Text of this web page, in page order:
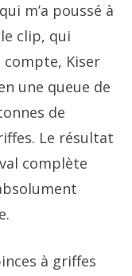
m’a poussé à
clip, qui
Kiser
une queue de
de
Le résultat
complète
à griffes